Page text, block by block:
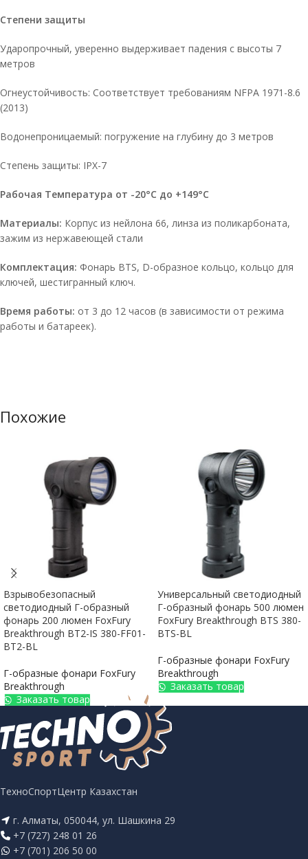
Степени защиты
Ударопрочный, уверенно выдерживает падения с высоты 7
метров
Огнеустойчивость: Соответствует требованиям NFPA 1971-8.6
(2013)
Водонепроницаемый: погружение на глубину до 3 метров
Степень защиты: IPX-7
Рабочая Температура от -20°C до +149°C
Материалы: Корпус из нейлона 66, линза из поликарбоната,
зажим из нержавеющей стали
Комплектация: Фонарь BTS, D-образное кольцо, кольцо для
ключей, шестигранный ключ.
Время работы: от 3 до 12 часов (в зависимости от режима
работы и батареек).
Похожие
Взрывобезопасный
светодиодный Г-образный
фонарь 200 люмен FoxFury
Breakthrough BT2-IS 380-FF01-
BT2-BL
Г-образные фонари FoxFury
Breakthrough
Заказать товар
Универсальный светодиодный
Г-образный фонарь 500 люмен
FoxFury Breakthrough BTS 380-
BTS-BL
Г-образные фонари FoxFury
Breakthrough
Заказать товар
ТехноСпортЦентр Казахстан
г. Алматы, 050044, ул. Шашкина 29
+7 (727) 248 01 26
+7 (701) 206 50 00